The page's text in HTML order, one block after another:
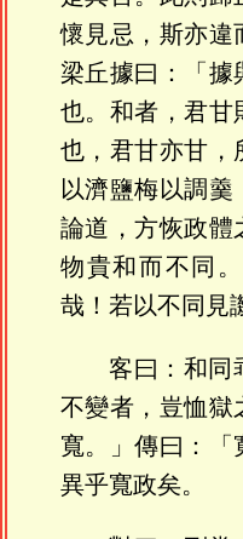
懷見忌，斯亦違
梁丘據曰：「據
也。和者，君甘
也，君甘亦甘，
以濟鹽梅以調
論道，方恢政體
物貴和而不同
哉！若以不同見
客曰：和同
不變者，豈恤獄
寬。」傳曰：「
異乎寬政矣。